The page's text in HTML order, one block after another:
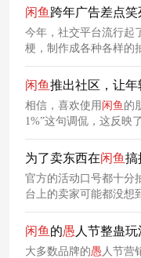
量游船等沉浸式布置，
玩、可拍照、可分享的
闲鱼 跨年广告差点
今年，社交平台流行起
梗，制作成各种各样的
品牌官方的抽象程度比
交车都卖掉了。
闲鱼推出社区，让
相信，喜欢使用 闲鱼 的
1%”这句调侃，这反映了
分需求。基于此，闲鱼
励用户加入同好圈层，
为了卖东西在闲鱼搞
官方的活动口号都十
台上的卖家可能都没想
果转头就成大文豪了。
卖参与一场文化实验的
闲鱼 的愚 人节整蛊
大多数品牌的愚 人节营